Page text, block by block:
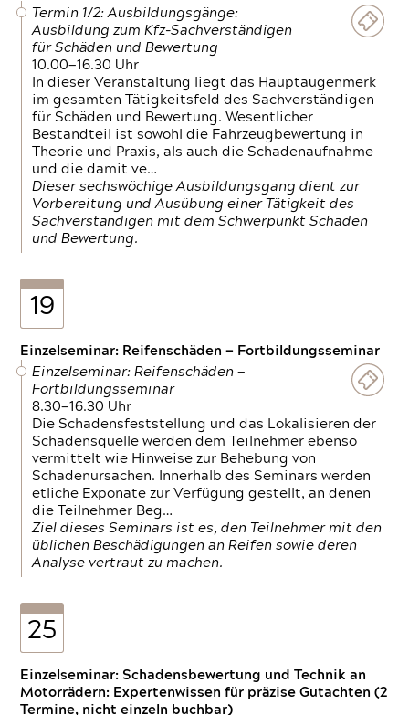
Termin 1/2: Ausbildungsgänge:
Ausbildung zum Kfz-Sachverständigen
für Schäden und Bewertung
10.00—16.30 Uhr
In dieser Veranstaltung liegt das Hauptaugenmerk
im gesamten Tätigkeitsfeld des Sachverständigen
für Schäden und Bewertung. Wesentlicher
Bestandteil ist sowohl die Fahrzeugbewertung in
Theorie und Praxis, als auch die Schadenaufnahme
und die damit ve…
Dieser sechswöchige Ausbildungsgang dient zur
Vorbereitung und Ausübung einer Tätigkeit des
Sachverständigen mit dem Schwerpunkt Schaden
und Bewertung.
19
Einzelseminar: Reifenschäden — Fortbildungsseminar
Einzelseminar: Reifenschäden —
Fortbildungsseminar
8.30—16.30 Uhr
Die Schadensfeststellung und das Lokalisieren der
Schadensquelle werden dem Teilnehmer ebenso
vermittelt wie Hinweise zur Behebung von
Schadenursachen. Innerhalb des Seminars werden
etliche Exponate zur Verfügung gestellt, an denen
die Teilnehmer Beg…
Ziel dieses Seminars ist es, den Teilnehmer mit den
üblichen Beschädigungen an Reifen sowie deren
Analyse vertraut zu machen.
25
Einzelseminar: Schadensbewertung und Technik an
Motorrädern: Expertenwissen für präzise Gutachten (2
Termine, nicht einzeln buchbar)